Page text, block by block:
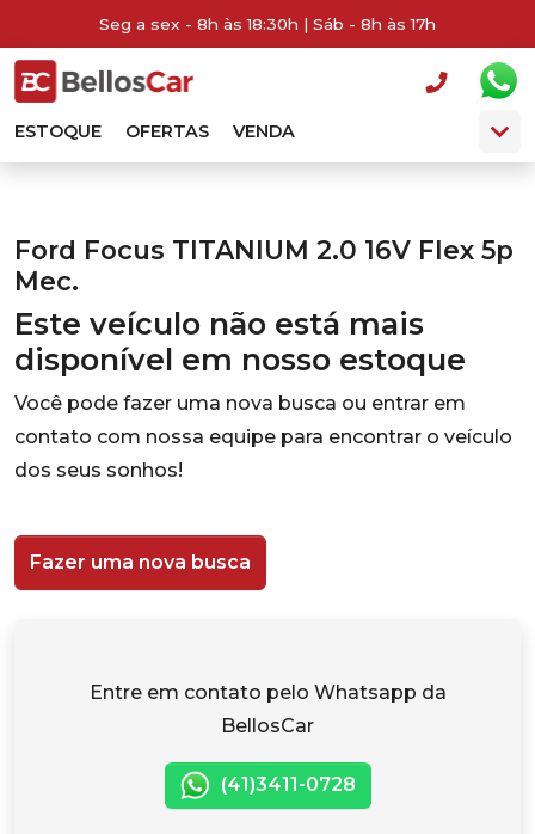
Seg a sex - 8h às 18:30h | Sáb - 8h às 17h
ESTOQUE OFERTAS VENDA
Ford Focus TITANIUM 2.0 16V Flex 5p
Mec.
Este veículo não está mais
disponível em nosso estoque
Você pode fazer uma nova busca ou entrar em
contato com nossa equipe para encontrar o veículo
dos seus sonhos!
Fazer uma nova busca
Entre em contato pelo Whatsapp da
BellosCar
(41)3411-0728